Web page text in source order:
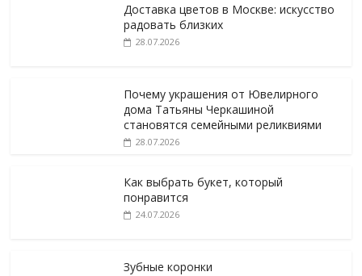
Доставка цветов в Москве: искусство
радовать близких
28.07.2026
Почему украшения от Ювелирного
дома Татьяны Черкашиной
становятся семейными реликвиями
28.07.2026
Как выбрать букет, который
понравится
24.07.2026
Зубные коронки